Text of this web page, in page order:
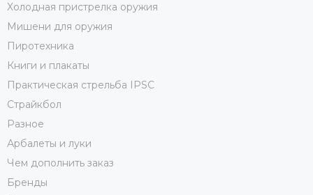
Холодная пристрелка оружия
Мишени для оружия
Пиротехника
Книги и плакаты
Практическая стрельба IPSC
Страйкбол
Разное
Арбалеты и луки
Чем дополнить заказ
Бренды